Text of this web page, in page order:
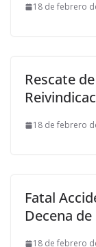
18 de febrero
Rescate
18 de febrero
Fatal
Decena
18 de febrero